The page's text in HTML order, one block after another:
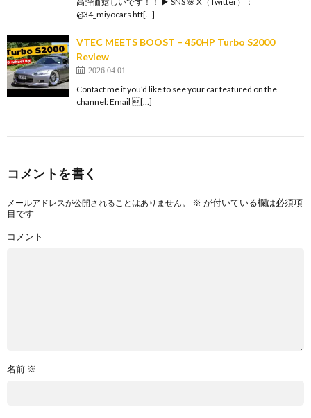
@34_miyocars htt[…]
VTEC MEETS BOOST – 450HP Turbo S2000
Review
2026.04.01
Contact me if you’d like to see your car featured on the
channel: Email […]
コメントを書く
メールアドレスが公開されることはありません。 ※ が付いている欄は必須項
目です
コメント
名前 ※